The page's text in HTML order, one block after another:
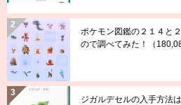
ポケモン図鑑の２１４と
ので調べてみた！
（
ジガルデセルの入手方法